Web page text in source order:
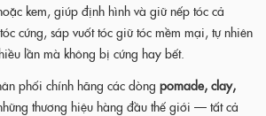
kem, giúp định hình và giữ nếp tóc cả
cứng, sáp vuốt tóc giữ tóc mềm mại, tự nhiên
lần mà không bị cứng hay bết.
phối chính hãng các dòng pomade, clay,
thương hiệu hàng đầu thế giới — tất cả